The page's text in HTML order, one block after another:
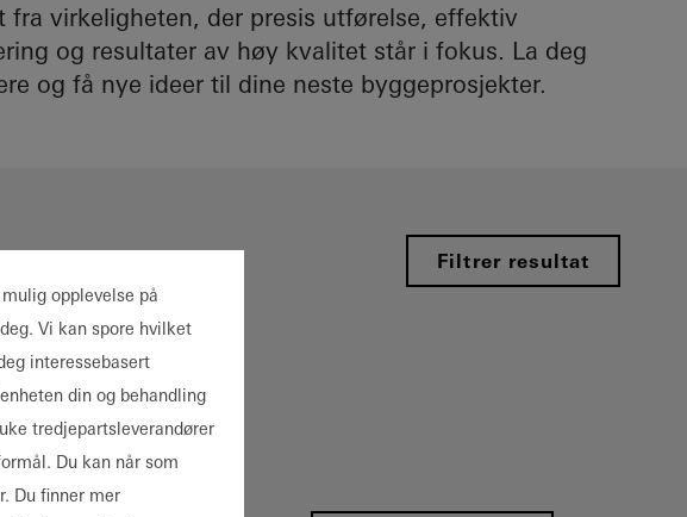
fra virkeligheten, der presis utførelse, effektiv
og resultater av høy kvalitet står i fokus. La deg
og få nye ideer til dine neste byggeprosjekter.
Filtrer resultat
opplevelse på
Vi kan spore hvilket
interessebasert
din og behandling
tredjepartsleverandører
Du kan når som
Du finner mer